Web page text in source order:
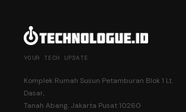
YOUR TECH UPDATE
Komplek Rumah Susun Petamburan Blok 1 Lt.
Dasar,
Tanah Abang, Jakarta Pusat 10260